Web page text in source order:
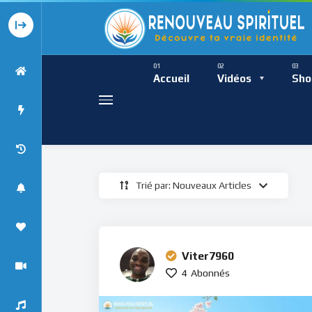
Accueil Vidéos
Présence
Présence
Trié par: Nouveaux Articles
Viter7960
4 Abonnés